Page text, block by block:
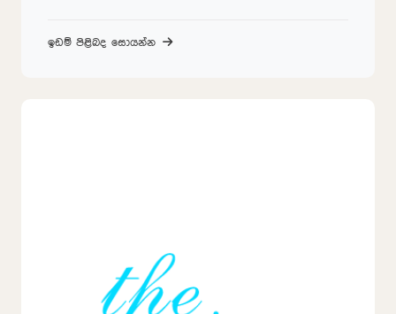
ඉඩම් පිළිබද සොයන්න